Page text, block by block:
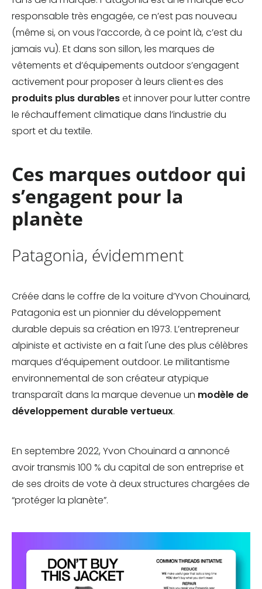
responsable très engagée, ce n’est pas nouveau
(même si, on vous l’accorde, à ce point là, c’est du
jamais vu). Et dans son sillon, les marques de
vêtements et d’équipements outdoor s’engagent
activement pour proposer à leurs client·es des
produits plus durableset innover pour lutter contre
le réchauffement climatique dans l’industrie du
sport et du textile.
Ces marques outdoor qui
s’engagent pour la
planète
Patagonia, évidemment
Créée dans le coffre de la voiture d’Yvon Chouinard,
Patagonia est un pionnier du développement
durable depuis sa création en 1973. L’entrepreneur
alpiniste et activiste en a fait l'une des plus célèbres
marques d’équipement outdoor. Le militantisme
environnemental de son créateur atypique
transparaît dans la marque devenue un modèle de
développement durable vertueux.
En septembre 2022, Yvon Chouinard a annoncé
avoir transmis 100 % du capital de son entreprise et
de ses droits de vote à deux structures chargées de
“protéger la planète”.